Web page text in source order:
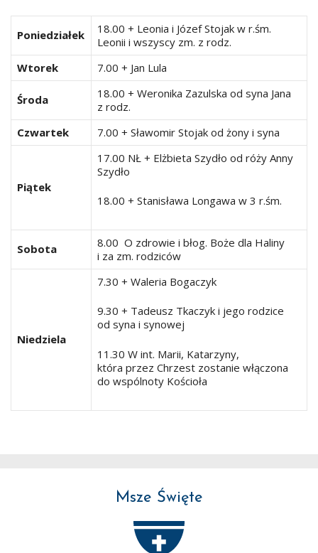
Poniedziałek
18.00 + Leonia i Józef Stojak w r.śm.
Leonii i wszyscy zm. z rodz.
Wtorek
7.00 + Jan Lula
Środa
18.00 + Weronika Zazulska od syna Jana
z rodz.
Czwartek
7.00 + Sławomir Stojak od żony i syna
Piątek
17.00 NŁ + Elżbieta Szydło od róży Anny
Szydło
18.00 + Stanisława Longawa w 3 r.śm.
Sobota
8.00 O zdrowie i błog. Boże dla Haliny
i za zm. rodziców
Niedziela
7.30 + Waleria Bogaczyk
9.30 + Tadeusz Tkaczyk i jego rodzice
od syna i synowej
11.30 W int. Marii, Katarzyny,
która przez Chrzest zostanie włączona
do wspólnoty Kościoła
Msze Święte